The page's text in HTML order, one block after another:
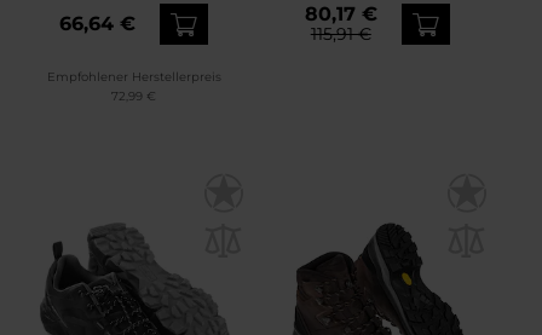
66,64 €
Empfohlener Herstellerpreis
72,99 €
80,17 €
115,91 €